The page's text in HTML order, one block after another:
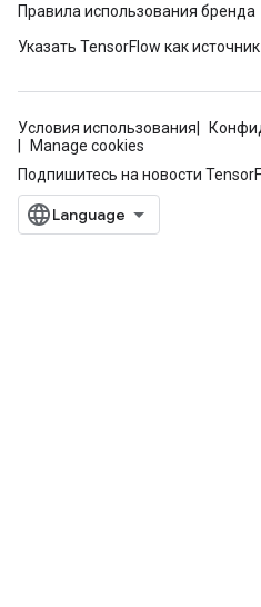
Правила использования бренда
Указать TensorFlow как источник
Условия использования
Manage cookies
Подпишитесь на новости